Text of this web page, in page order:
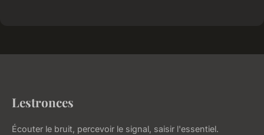
Lestronces
Écouter le bruit, percevoir le signal, saisir l'essentiel.